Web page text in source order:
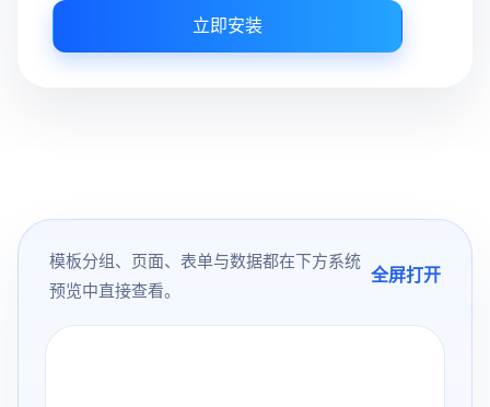
立即安装
模板分组、页面、表单与数据都在下方系统
预览中直接查看。
全屏打开